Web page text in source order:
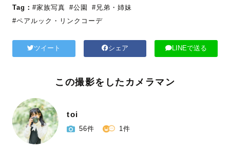
Tag： #家族写真 #公園
#兄弟・姉妹
#ペアルック・リンクコーデ
ツイート シェア LINEで送る
この撮影をしたカメラマン
toi
56件 1件